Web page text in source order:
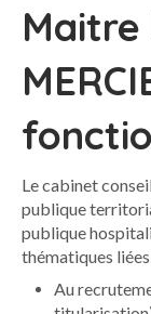
Maitre
Le cabinet
publique
publique
thématiques
Au